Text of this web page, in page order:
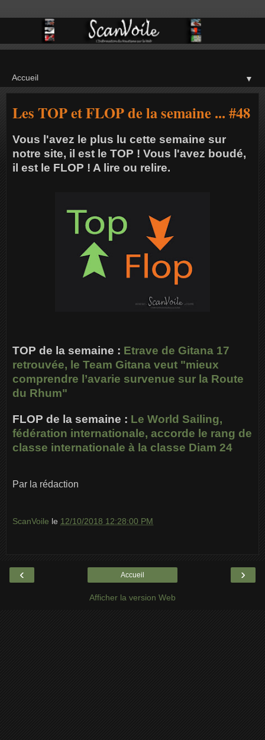
▼
Les TOP et FLOP de la semaine ... #48
Vous l'avez le plus lu cette semaine sur
notre site, il est le TOP ! Vous l'avez boudé,
il est le FLOP ! A lire ou relire.
TOP de la semaine : Etrave de Gitana 17
retrouvée, le Team Gitana veut "mieux
comprendre l’avarie survenue sur la Route
du Rhum"
FLOP de la semaine : Le World Sailing,
fédération internationale, accorde le rang de
classe internationale à la classe Diam 24
Par la rédaction
ScanVoile le 12/10/2018 12:28:00 PM
‹ ›
Accueil
Afficher la version Web